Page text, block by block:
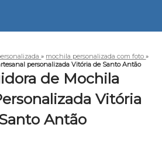
» mochila personalizada com foto»
personalizada Vitória de Santo Antão
de Mochila
Vitória
Antão